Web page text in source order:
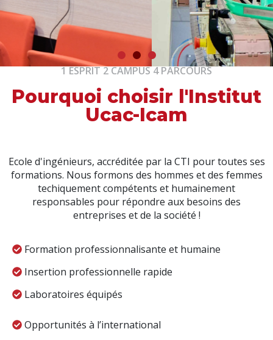
1 ESPRIT 2 CAMPUS 4 PARCOURS
Pourquoi choisir l'Institut
Ucac-Icam
Ecole d'ingénieurs, accréditée par la CTI pour toutes ses
formations. Nous formons des hommes et des femmes
techiquement compétents et humainement
responsables pour répondre aux besoins des
entreprises et de la société !
Formation professionnalisante et humaine
Insertion professionnelle rapide
Laboratoires équipés
Opportunités à l’international